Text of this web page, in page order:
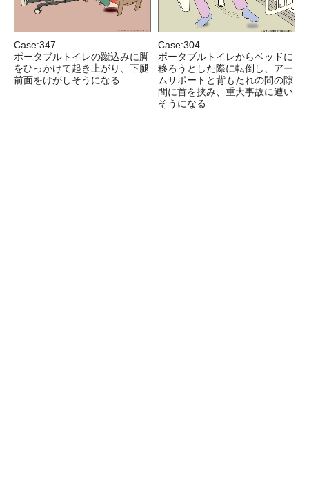
Case:347
ポータブルトイレの蹴込みに脚
をひっかけて起き上がり、下腿
前面をけがしそうになる
Case:304
ポータブルトイレからベッドに
移ろうとした際に転倒し、アー
ムサポートと背もたれの間の隙
間に首を挟み、重大事故に遭い
そうになる